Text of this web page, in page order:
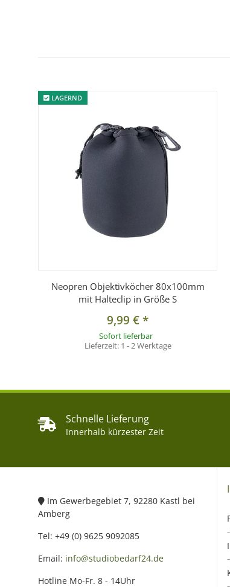
Lieferumfang:
1x Neopren-Objektivköcher(Größe S)
LAGERND
Neopren Objektivköcher 80x100mm
mit Halteclip in Größe S
9,99 €*
Sofort lieferbar
Lieferzeit: 1 - 2 Werktage
Schnelle Lieferung
Innerhalb kürzester Zeit
Im Gewerbegebiet 7, 92280 Kastl bei
Amberg
Tel: +49 (0) 9625 9092085
Email: info@studiobedarf24.de
Hotline Mo-Fr. 8 - 14Uhr